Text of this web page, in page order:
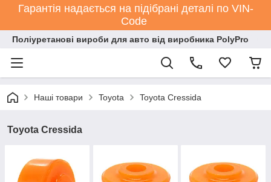
Гарантія надається на підібрані деталі по VIN-
Code
Поліуретанові вироби для авто від виробника PolyPro
Наші товари Toyota Toyota Cressida
Toyota Cressida